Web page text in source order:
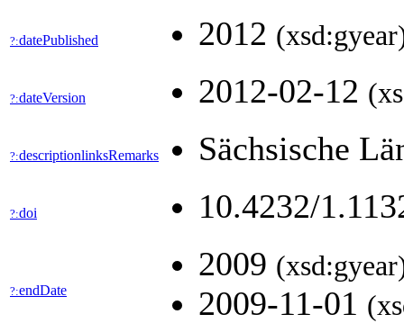
?:datePublished 2012
?:dateVersion 2012-02-12
?:descriptionlinksRemarks Sächsische
?:doi 10.4232/
?:endDate
2009
2009-11-01